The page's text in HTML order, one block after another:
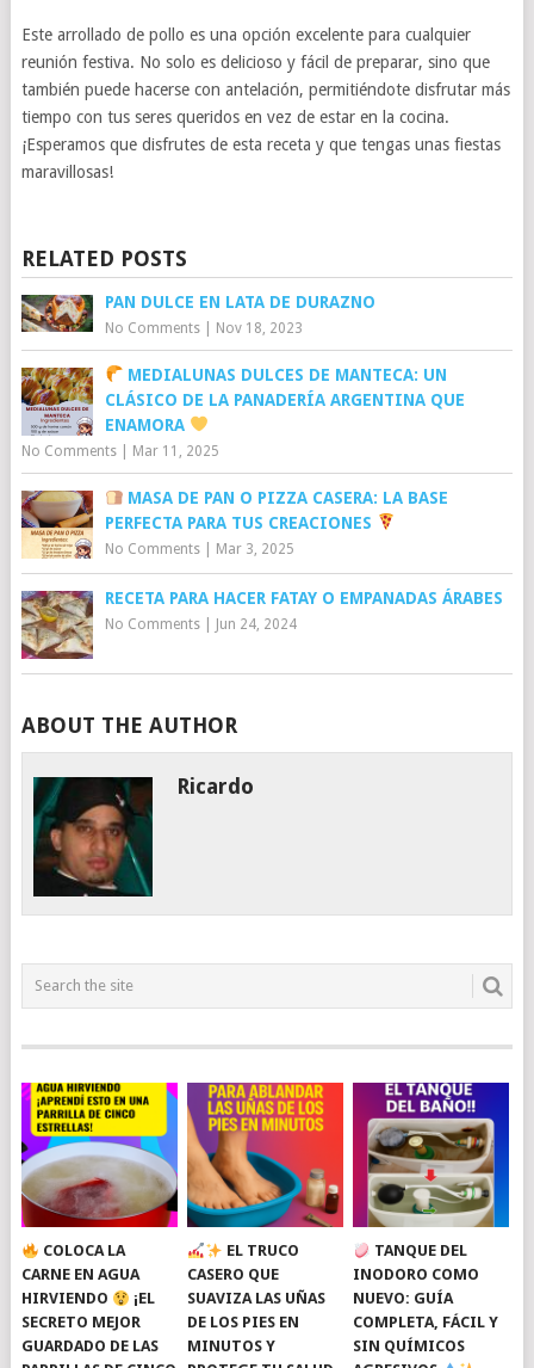
Este arrollado de pollo es una opción excelente para cualquier
reunión festiva. No solo es delicioso y fácil de preparar, sino que
también puede hacerse con antelación, permitiéndote disfrutar más
tiempo con tus seres queridos en vez de estar en la cocina.
¡Esperamos que disfrutes de esta receta y que tengas unas fiestas
maravillosas!
RELATED POSTS
PAN DULCE EN LATA DE DURAZNO
No Comments| Nov 18, 2023
MEDIALUNAS DULCES DE MANTECA: UN
CLÁSICO DE LA PANADERÍA ARGENTINA QUE
ENAMORA
No Comments| Mar 11, 2025
MASA DE PAN O PIZZA CASERA: LA BASE
PERFECTA PARA TUS CREACIONES
No Comments| Mar 3, 2025
RECETA PARA HACER FATAY O EMPANADAS ÁRABES
No Comments| Jun 24, 2024
ABOUT THE AUTHOR
Ricardo
COLOCA LA
CARNE EN AGUA
HIRVIENDO
¡EL
SECRETO MEJOR
GUARDADO DE LAS
EL TRUCO
CASERO QUE
SUAVIZA LAS UÑAS
DE LOS PIES EN
MINUTOS Y
TANQUE DEL
INODORO COMO
NUEVO: GUÍA
COMPLETA, FÁCIL Y
SIN QUÍMICOS